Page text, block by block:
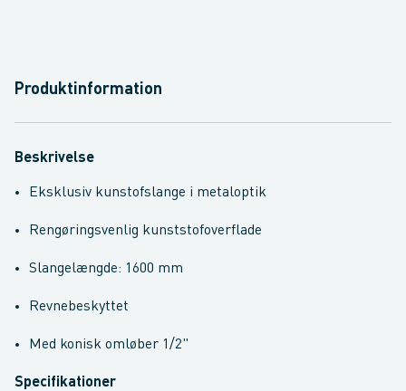
Produktinformation
Beskrivelse
Eksklusiv kunstofslange i metaloptik
Rengøringsvenlig kunststofoverflade
Slangelængde: 1600 mm
Revnebeskyttet
Med konisk omløber 1/2"
Specifikationer